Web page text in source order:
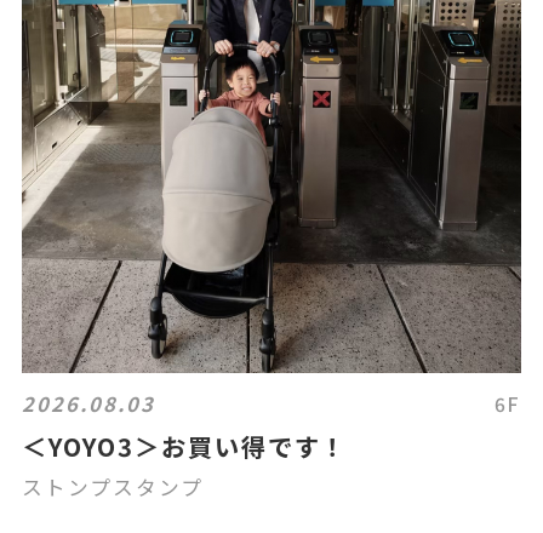
2026.08.03 6F
＜YOYO3＞お買い得です！
ストンプスタンプ